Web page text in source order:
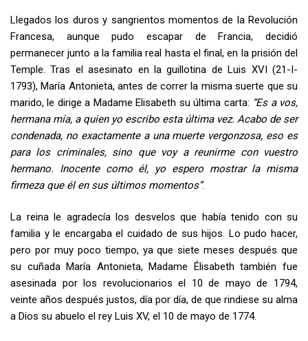
Llegados los duros y sangrientos momentos de la Revolución
Francesa, aunque pudo escapar de Francia, decidió
permanecer junto a la familia real hasta el final, en la prisión del
Temple. Tras el asesinato en la guillotina de Luis XVI (21-I-
1793), María Antonieta, antes de correr la misma suerte que su
marido, le dirige a Madame Elisabeth su última carta: “Es a vos,
hermana mía, a quien yo escribo esta última vez. Acabo de ser
condenada, no exactamente a una muerte vergonzosa, eso es
para los criminales, sino que voy a reunirme con vuestro
hermano. Inocente como él, yo espero mostrar la misma
firmeza que él en sus últimos momentos”.
La reina le agradecía los desvelos que había tenido con su
familia y le encargaba el cuidado de sus hijos. Lo pudo hacer,
pero por muy poco tiempo, ya que siete meses después que
su cuñada María Antonieta, Madame Élisabeth también fue
asesinada por los revolucionarios el 10 de mayo de 1794,
veinte años después justos, día por día, de que rindiese su alma
a Dios su abuelo el rey Luis XV, el 10 de mayo de 1774.